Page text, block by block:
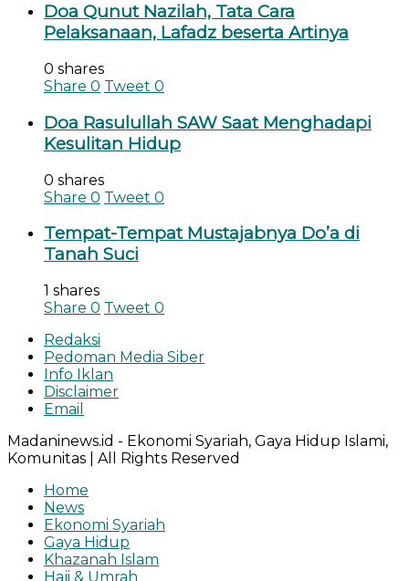
Doa Qunut Nazilah, Tata Cara
Pelaksanaan, Lafadz beserta Artinya
0 shares
Share 0 Tweet 0
Doa Rasulullah SAW Saat Menghadapi
Kesulitan Hidup
0 shares
Share 0 Tweet 0
Tempat-Tempat Mustajabnya Do’a di
Tanah Suci
1 shares
Share 0 Tweet 0
Redaksi
Pedoman Media Siber
Info Iklan
Disclaimer
Email
Madaninews.id - Ekonomi Syariah, Gaya Hidup Islami,
Komunitas | All Rights Reserved
Home
News
Ekonomi Syariah
Gaya Hidup
Khazanah Islam
Haji & Umrah